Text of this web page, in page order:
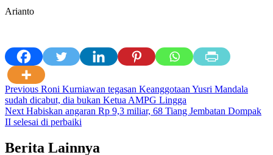
Arianto
Post
navigation
Previous Roni Kurniawan tegasan Keanggotaan Yusri Mandala
sudah dicabut, dia bukan Ketua AMPG Lingga
Next Habiskan angaran Rp 9,3 miliar, 68 Tiang Jembatan Dompak
II selesai di perbaiki
Berita Lainnya